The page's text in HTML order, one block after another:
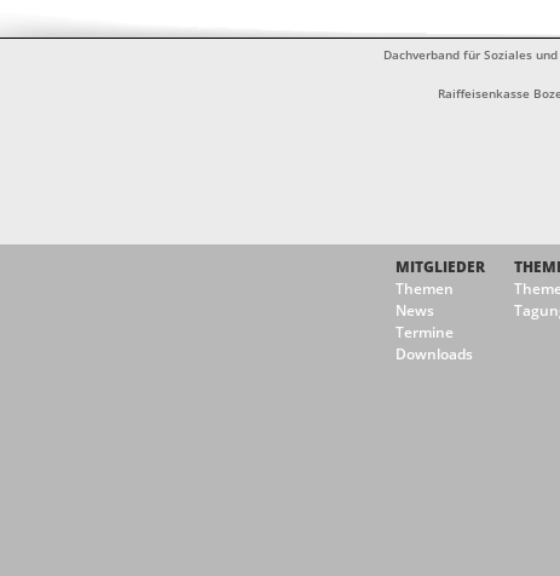
Dachverband für Soziales
Raiffeisenkasse
MITGLIEDER
Themen
News
Termine
Downloads